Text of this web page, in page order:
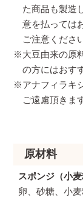
た商品も製造
意を払っては
ご注意くださ
※大豆由来の原
の方にはおす
※アナフィラキ
ご遠慮頂きま
原材料
スポンジ（小麦
卵、砂糖、小